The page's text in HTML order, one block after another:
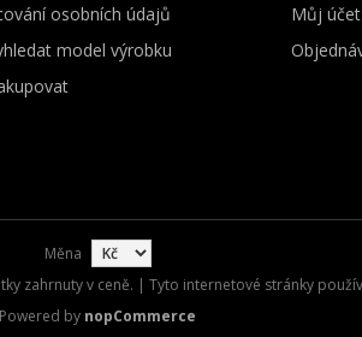
osobních údajů
model výrobku
Můj účet
Měna
zahrnuty v ceně. | Tyto internetové stránky
Powered by nopCommerce